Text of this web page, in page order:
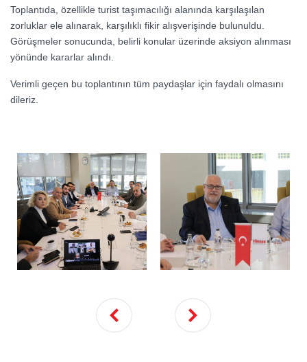
Toplantıda, özellikle turist taşımacılığı alanında karşılaşılan
zorluklar ele alınarak, karşılıklı fikir alışverişinde bulunuldu.
Görüşmeler sonucunda, belirli konular üzerinde aksiyon alınması
yönünde kararlar alındı.
Verimli geçen bu toplantının tüm paydaşlar için faydalı olmasını
dileriz.